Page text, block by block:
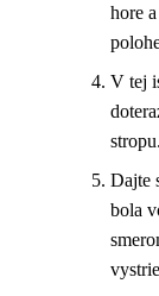
hore
V tej
Dajte
bola